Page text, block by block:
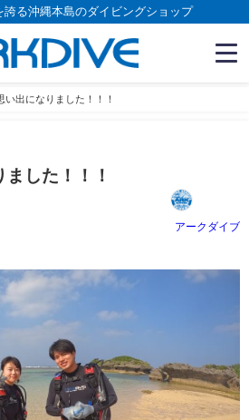
誇る沖縄本島のダイビングショップ
い出になりました！！！
した！！！
アークダイブ